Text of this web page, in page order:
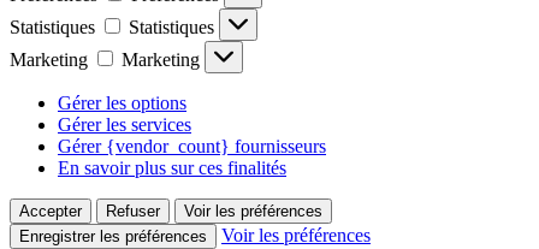
Statistiques
Statistiques
Marketing
Marketing
Gérer les options
Gérer les services
Gérer {vendor_count} fournisseurs
En savoir plus sur ces finalités
Accepter Refuser
Voir les préférences
Enregistrer les préférences
Voir les préférences